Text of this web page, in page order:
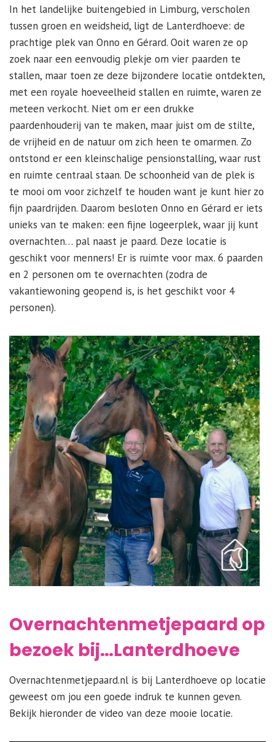
In het landelijke buitengebied in Limburg, verscholen
tussen groen en weidsheid, ligt de Lanterdhoeve: de
prachtige plek van Onno en Gérard. Ooit waren ze op
zoek naar een eenvoudig plekje om vier paarden te
stallen, maar toen ze deze bijzondere locatie ontdekten,
met een royale hoeveelheid stallen en ruimte, waren ze
meteen verkocht. Niet om er een drukke
paardenhouderij van te maken, maar juist om de stilte,
de vrijheid en de natuur om zich heen te omarmen. Zo
ontstond er een kleinschalige pensionstalling, waar rust
en ruimte centraal staan. De schoonheid van de plek is
te mooi om voor zichzelf te houden want je kunt hier zo
fijn paardrijden. Daarom besloten Onno en Gérard er iets
unieks van te maken: een fijne logeerplek, waar jij kunt
overnachten… pal naast je paard. Deze locatie is
geschikt voor menners! Er is ruimte voor max. 6 paarden
en 2 personen om te overnachten (zodra de
vakantiewoning geopend is, is het geschikt voor 4
personen).
Overnachtenmetjepaard op
bezoek bij…Lanterdhoeve
Overnachtenmetjepaard.nl is bij Lanterdhoeve op locatie
geweest om jou een goede indruk te kunnen geven.
Bekijk hieronder de video van deze mooie locatie.